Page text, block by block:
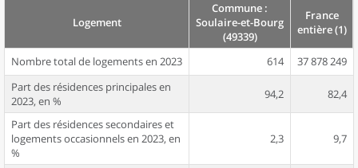
Logement
Commune :
Soulaire-et-Bourg
(49339)
France
entière (1)
Nombre total de logements en 2023 614
37 878 249
Part des résidences principales en
2023, en %
94,2 82,4
Part des résidences secondaires et
logements occasionnels en 2023, en
%
2,3 9,7